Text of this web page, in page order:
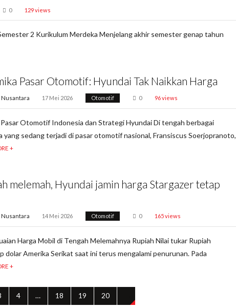
0 129 views
2 Kurikulum Merdeka Menjelang akhir semester genap tahun
Pasar Otomotif: Hyundai Tak Naikkan Harga
Nusantara 17 Mei 2026 Otomotif 0 96 views
Otomotif Indonesia dan Strategi Hyundai Di tengah berbagai
yang sedang terjadi di pasar otomotif nasional, Fransiscus Soerjopranoto,
+
melemah, Hyundai jamin harga Stargazer tetap
Nusantara 14 Mei 2026 Otomotif 0 165 views
Harga Mobil di Tengah Melemahnya Rupiah Nilai tukar Rupiah
dolar Amerika Serikat saat ini terus mengalami penurunan. Pada
+
4 … 18 19 20